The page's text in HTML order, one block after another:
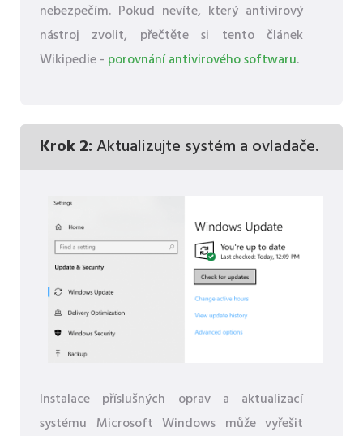
nebezpečím. Pokud nevíte, který antivirový
nástroj zvolit, přečtěte si tento článek
Wikipedie - porovnání antivirového softwaru.
Krok 2:Aktualizujte systém a ovladače.
Instalace příslušných oprav a aktualizací
systému Microsoft Windows může vyřešit